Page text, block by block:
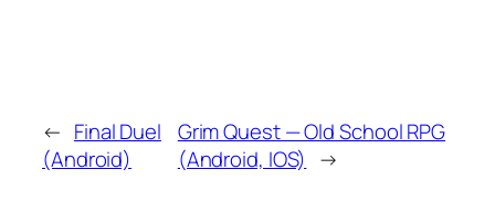
← Final Duel
(Android)
Grim Quest — Old School RPG
(Android, IOS) →